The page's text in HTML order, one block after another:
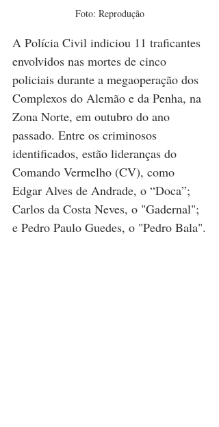
Foto: Reprodução
A Polícia Civil indiciou 11 traficantes
envolvidos nas mortes de cinco
policiais durante a megaoperação dos
Complexos do Alemão e da Penha, na
Zona Norte, em outubro do ano
passado. Entre os criminosos
identificados, estão lideranças do
Comando Vermelho (CV), como
Edgar Alves de Andrade, o “Doca”;
Carlos da Costa Neves, o "Gadernal";
e Pedro Paulo Guedes, o "Pedro Bala".